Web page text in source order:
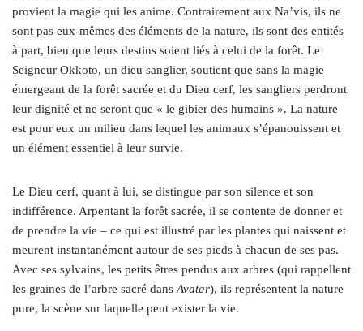
provient la magie qui les anime. Contrairement aux Na’vis, ils ne
sont pas eux-mêmes des éléments de la nature, ils sont des entités
à part, bien que leurs destins soient liés à celui de la forêt. Le
Seigneur Okkoto, un dieu sanglier, soutient que sans la magie
émergeant de la forêt sacrée et du Dieu cerf, les sangliers perdront
leur dignité et ne seront que « le gibier des humains ». La nature
est pour eux un milieu dans lequel les animaux s’épanouissent et
un élément essentiel à leur survie.
Le Dieu cerf, quant à lui, se distingue par son silence et son
indifférence. Arpentant la forêt sacrée, il se contente de donner et
de prendre la vie – ce qui est illustré par les plantes qui naissent et
meurent instantanément autour de ses pieds à chacun de ses pas.
Avec ses sylvains, les petits êtres pendus aux arbres (qui rappellent
les graines de l’arbre sacré dansAvatar), ils représentent la nature
pure, la scène sur laquelle peut exister la vie.